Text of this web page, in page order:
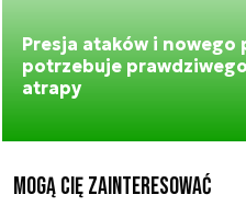
Presja ataków i nowego
potrzebuje
atrapy
Mogą Cię zainteresować